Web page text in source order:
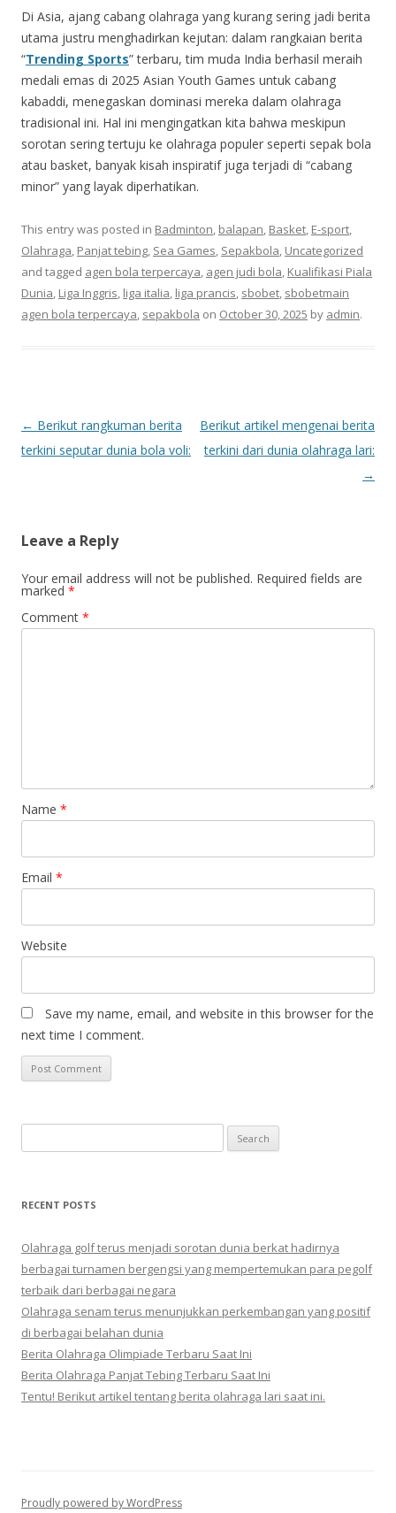
Di Asia, ajang cabang olahraga yang kurang sering jadi berita
utama justru menghadirkan kejutan: dalam rangkaian berita
“Trending Sports” terbaru, tim muda India berhasil meraih
medali emas di 2025 Asian Youth Games untuk cabang
kabaddi, menegaskan dominasi mereka dalam olahraga
tradisional ini. Hal ini mengingatkan kita bahwa meskipun
sorotan sering tertuju ke olahraga populer seperti sepak bola
atau basket, banyak kisah inspiratif juga terjadi di “cabang
minor” yang layak diperhatikan.
This entry was posted in Badminton, balapan, Basket, E-sport,
Olahraga, Panjat tebing, Sea Games, Sepakbola, Uncategorized
and tagged agen bola terpercaya, agen judi bola, Kualifikasi Piala
Dunia, Liga Inggris, liga italia, liga prancis, sbobet, sbobetmain
agen bola terpercaya, sepakbola on October 30, 2025 by admin.
P
o
a
v
i
g
← Berikut rangkuman berita
terkini seputar dunia bola voli:
Berikut artikel mengenai berita
terkini dari dunia olahraga lari:
→
Leave a Reply
Your email address will not be published. Required fields are
marked *
Comment *
Name *
Email *
Website
Save my name, email, and website in this browser for the
next time I comment.
for:
RECENT POSTS
Olahraga golf terus menjadi sorotan dunia berkat hadirnya
berbagai turnamen bergengsi yang mempertemukan para pegolf
terbaik dari berbagai negara
Olahraga senam terus menunjukkan perkembangan yang positif
di berbagai belahan dunia
Berita Olahraga Olimpiade Terbaru Saat Ini
Berita Olahraga Panjat Tebing Terbaru Saat Ini
Tentu! Berikut artikel tentang berita olahraga lari saat ini.
Proudly powered by WordPress